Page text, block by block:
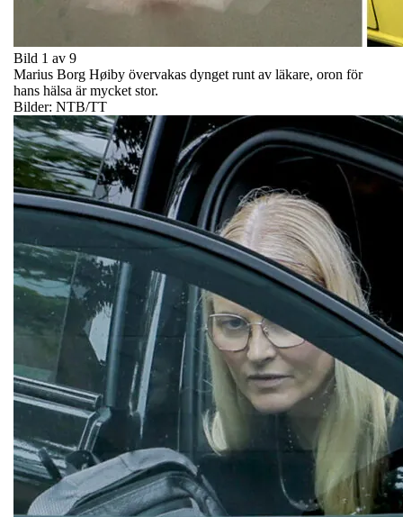
Bild 1 av 9
Marius Borg Høiby övervakas dynget runt av läkare, oron för
hans hälsa är mycket stor.
Bilder: NTB/TT